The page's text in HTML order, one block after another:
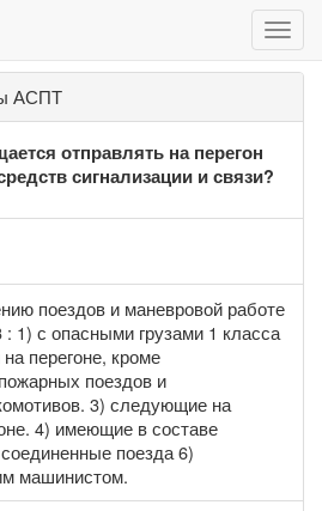
АСПТ
отправлять на перегон
сигнализации и связи?
поездов и маневровой работе
1) с опасными грузами 1 класса
перегоне, кроме
поездов и
3) следующие на
4) имеющие в составе
поезда 6)
машинистом.